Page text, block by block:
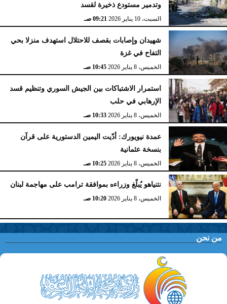
وتدمير مستودع ذخيرة لقسد
السبت، 10 يناير 2026 09:21 صـ
شهيدان وإصابات بقصف للاحتلال استهدف منزلا بحي
التفاح في غزة
الخميس، 8 يناير 2026 10:45 صـ
استمرار الاشتباكات بين الجيش السوري وتنظيم قسد
الإرهابي في حلب
الخميس، 8 يناير 2026 10:33 صـ
عمدة نيويورك: أدّيت اليمين الدستورية على قرآن
بنسخة عثمانية
الخميس، 8 يناير 2026 10:25 صـ
نتنياهو يُبلّغ وزراءه بموافقة ترامب على مهاجمة لبنان
الخميس، 8 يناير 2026 10:20 صـ
من نحن